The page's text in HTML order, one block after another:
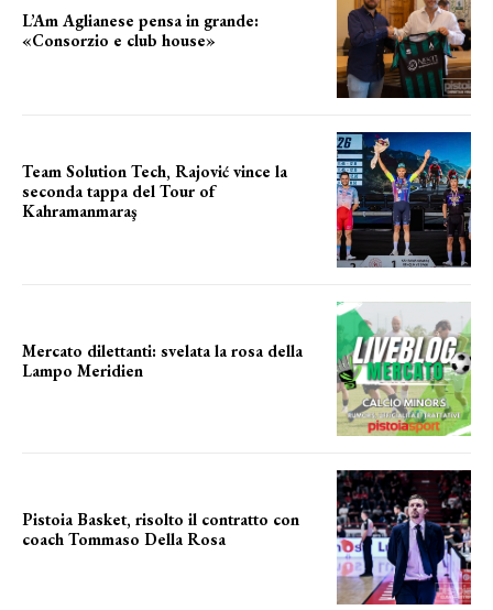
L’Am Aglianese pensa in grande:
«Consorzio e club house»
Team Solution Tech, Rajović vince la
seconda tappa del Tour of
Kahramanmaraş
Mercato dilettanti: svelata la rosa della
Lampo Meridien
Pistoia Basket, risolto il contratto con
coach Tommaso Della Rosa